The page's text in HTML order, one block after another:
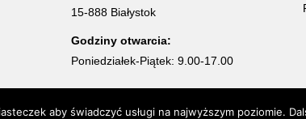
15-888 Białystok
Godziny otwarcia:
Poniedziałek-Piątek: 9.00-17.00
UCHWYTY DO MEBLI -
aby świadczyć usługi na najwyższym poziomie.